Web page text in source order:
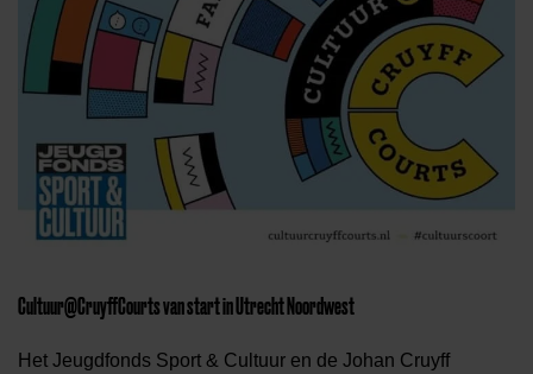
Cultuur@CruyffCourts van start in Utrecht Noordwest
Het Jeugdfonds Sport & Cultuur en de Johan Cruyff